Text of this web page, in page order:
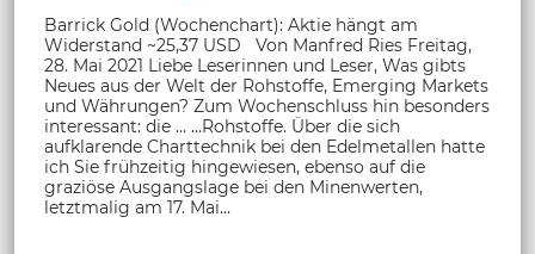
Barrick Gold (Wochenchart): Aktie hängt am
Widerstand ~25,37 USD Von Manfred Ries Freitag,
28. Mai 2021 Liebe Leserinnen und Leser, Was gibts
Neues aus der Welt der Rohstoffe, Emerging Markets
und Währungen? Zum Wochenschluss hin besonders
interessant: die … …Rohstoffe. Über die sich
aufklarende Charttechnik bei den Edelmetallen hatte
ich Sie frühzeitig hingewiesen, ebenso auf die
graziöse Ausgangslage bei den Minenwerten,
letztmalig am 17. Mai...